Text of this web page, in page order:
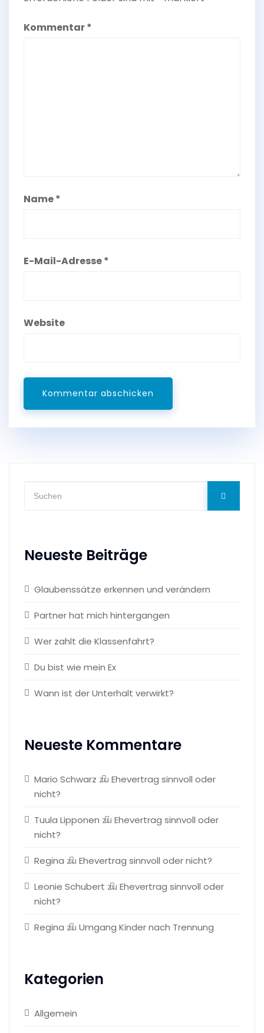
Kommentar*
Name*
E-Mail-Adresse*
Website
Neueste Beiträge
Glaubenssätze erkennen und verändern
Partner hat mich hintergangen
Wer zahlt die Klassenfahrt?
Du bist wie mein Ex
Wann ist der Unterhalt verwirkt?
Neueste Kommentare
Mario Schwarz zu Ehevertrag sinnvoll oder
nicht?
Tuula Lipponen zu Ehevertrag sinnvoll oder
nicht?
Regina zu Ehevertrag sinnvoll oder nicht?
Leonie Schubert zu Ehevertrag sinnvoll oder
nicht?
Regina zu Umgang Kinder nach Trennung
Kategorien
Allgemein